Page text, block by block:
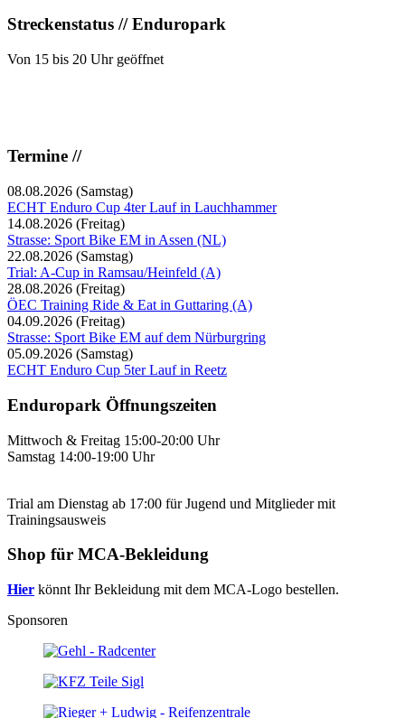
Streckenstatus // Enduropark
Von 15 bis 20 Uhr geöffnet
Termine //
08.08.2026 (Samstag)
ECHT Enduro Cup 4ter Lauf in Lauchhammer
14.08.2026 (Freitag)
Strasse: Sport Bike EM in Assen (NL)
22.08.2026 (Samstag)
Trial: A-Cup in Ramsau/Heinfeld (A)
28.08.2026 (Freitag)
ÖEC Training Ride & Eat in Guttaring (A)
04.09.2026 (Freitag)
Strasse: Sport Bike EM auf dem Nürburgring
05.09.2026 (Samstag)
ECHT Enduro Cup 5ter Lauf in Reetz
Enduropark Öffnungszeiten
Mittwoch & Freitag 15:00-20:00 Uhr
Samstag 14:00-19:00 Uhr
Trial am Dienstag ab 17:00 für Jugend und Mitglieder mit
Trainingsausweis
Shop für MCA-Bekleidung
Hier könnt Ihr Bekleidung mit dem MCA-Logo bestellen.
Sponsoren